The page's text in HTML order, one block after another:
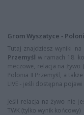
Grom Wyszatyce -
Tutaj znajdziesz wyniki na
Przemyśl w ramach 18.
meczowe, relacja na żywo
Polonia II Przemyśl, a
LIVE - jeśli dostępna
Jeśli relacja na żywo nie
TWK (tylko wynik końcowy)